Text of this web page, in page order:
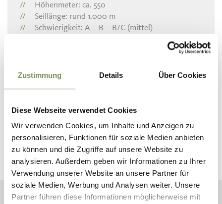
Zustimmung Details Über Cookies
Diese Webseite verwendet Cookies
Wir verwenden Cookies, um Inhalte und Anzeigen zu
personalisieren, Funktionen für soziale Medien anbieten
zu können und die Zugriffe auf unsere Website zu
analysieren. Außerdem geben wir Informationen zu Ihrer
Verwendung unserer Website an unsere Partner für
soziale Medien, Werbung und Analysen weiter. Unsere
Partner führen diese Informationen möglicherweise mit
Höhenmeter: ca. 550
Seillänge: rund 1.000 m
Schwierigkeit: A – B – B/C (mittel)
Ausrichtung: Südwest – Begehung vom
Die Ausrichtung nach Südwesten macht den Steig
ausreichend Getränke mitnehmen, denn entlang der